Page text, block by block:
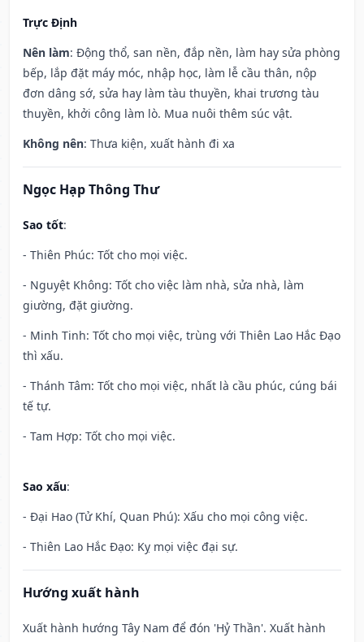
Trực Định
Nên làm: Động thổ, san nền, đắp nền, làm hay sửa phòng
bếp, lắp đặt máy móc, nhập học, làm lễ cầu thân, nộp
đơn dâng sớ, sửa hay làm tàu thuyền, khai trương tàu
thuyền, khởi công làm lò. Mua nuôi thêm súc vật.
Không nên: Thưa kiện, xuất hành đi xa
Ngọc Hạp Thông Thư
Sao tốt:
- Thiên Phúc: Tốt cho mọi việc.
- Nguyệt Không: Tốt cho việc làm nhà, sửa nhà, làm
giường, đặt giường.
- Minh Tinh: Tốt cho mọi việc, trùng với Thiên Lao Hắc Đạo
thì xấu.
- Thánh Tâm: Tốt cho mọi việc, nhất là cầu phúc, cúng bái
tế tự.
- Tam Hợp: Tốt cho mọi việc.
Sao xấu:
- Đại Hao (Tử Khí, Quan Phú): Xấu cho mọi công việc.
- Thiên Lao Hắc Đạo: Kỵ mọi việc đại sự.
Hướng xuất hành
Xuất hành hướng Tây Nam để đón 'Hỷ Thần'. Xuất hành